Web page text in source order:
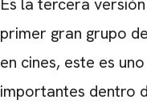
primer gran grupo
en cines, este es
importantes dentro